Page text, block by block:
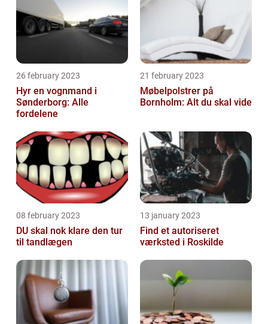
26 february 2023
Hyr en vognmand i
Sønderborg: Alle
fordelene
21 february 2023
Møbelpolstrer på
Bornholm: Alt du skal vide
08 february 2023
DU skal nok klare den tur
til tandlægen
13 january 2023
Find et autoriseret
værksted i Roskilde